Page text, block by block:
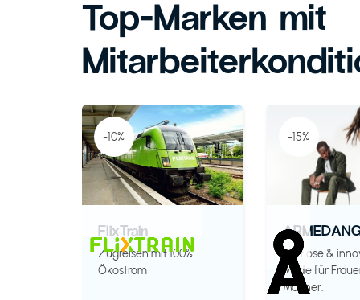
Top-Marken mit
-10%
FlixTrain
Zugreisen mit 100%
Ökostrom
-15%
Zeitlose &
Mode für
Männer.